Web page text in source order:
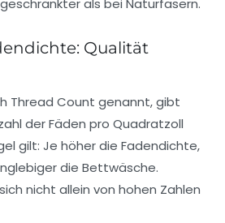
als bei Naturfasern.
Qualität
Thread Count genannt, gibt
der Fäden pro Quadratzoll
gilt: Je höher die Fadendichte,
die Bettwäsche.
nicht allein von hohen Zahlen